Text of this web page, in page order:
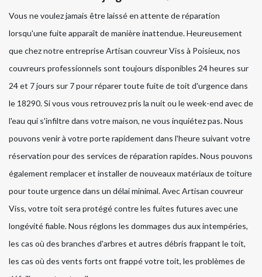
Vous ne voulez jamais être laissé en attente de réparation
lorsqu'une fuite apparaît de manière inattendue. Heureusement
que chez notre entreprise Artisan couvreur Viss à Poisieux, nos
couvreurs professionnels sont toujours disponibles 24 heures sur
24 et 7 jours sur 7 pour réparer toute fuite de toit d'urgence dans
le 18290. Si vous vous retrouvez pris la nuit ou le week-end avec de
l'eau qui s'infiltre dans votre maison, ne vous inquiétez pas. Nous
pouvons venir à votre porte rapidement dans l'heure suivant votre
réservation pour des services de réparation rapides. Nous pouvons
également remplacer et installer de nouveaux matériaux de toiture
pour toute urgence dans un délai minimal. Avec Artisan couvreur
Viss, votre toit sera protégé contre les fuites futures avec une
longévité fiable. Nous réglons les dommages dus aux intempéries,
les cas où des branches d'arbres et autres débris frappant le toit,
les cas où des vents forts ont frappé votre toit, les problèmes de